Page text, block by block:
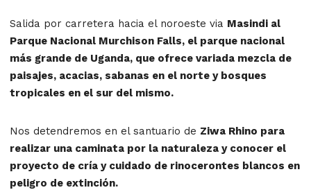
Salida por carretera hacia el noroeste via Masindi al
Parque Nacional Murchison Falls, el parque nacional
más grande de Uganda, que ofrece variada mezcla de
paisajes, acacias, sabanas en el norte y bosques
tropicales en el sur del mismo.
Nos detendremos en el santuario de Ziwa Rhino para
realizar una caminata por la naturaleza y conocer el
proyecto de cría y cuidado de rinocerontes blancos en
peligro de extinción.